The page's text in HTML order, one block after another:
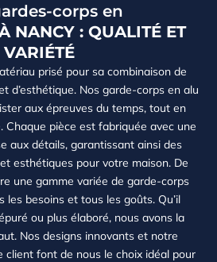
corps en
NANCY : QUALITÉ ET
VARIÉTÉ
prisé pour sa combinaison de
d’esthétique. Nos garde-corps en alu
aux épreuves du temps, tout en
Chaque pièce est fabriquée avec une
aux détails, garantissant ainsi des
esthétiques pour votre maison. De
une gamme variée de garde-corps
les besoins et tous les goûts. Qu’il
ou plus élaboré, nous avons la
Nos designs innovants et notre
client font de nous le choix idéal pour